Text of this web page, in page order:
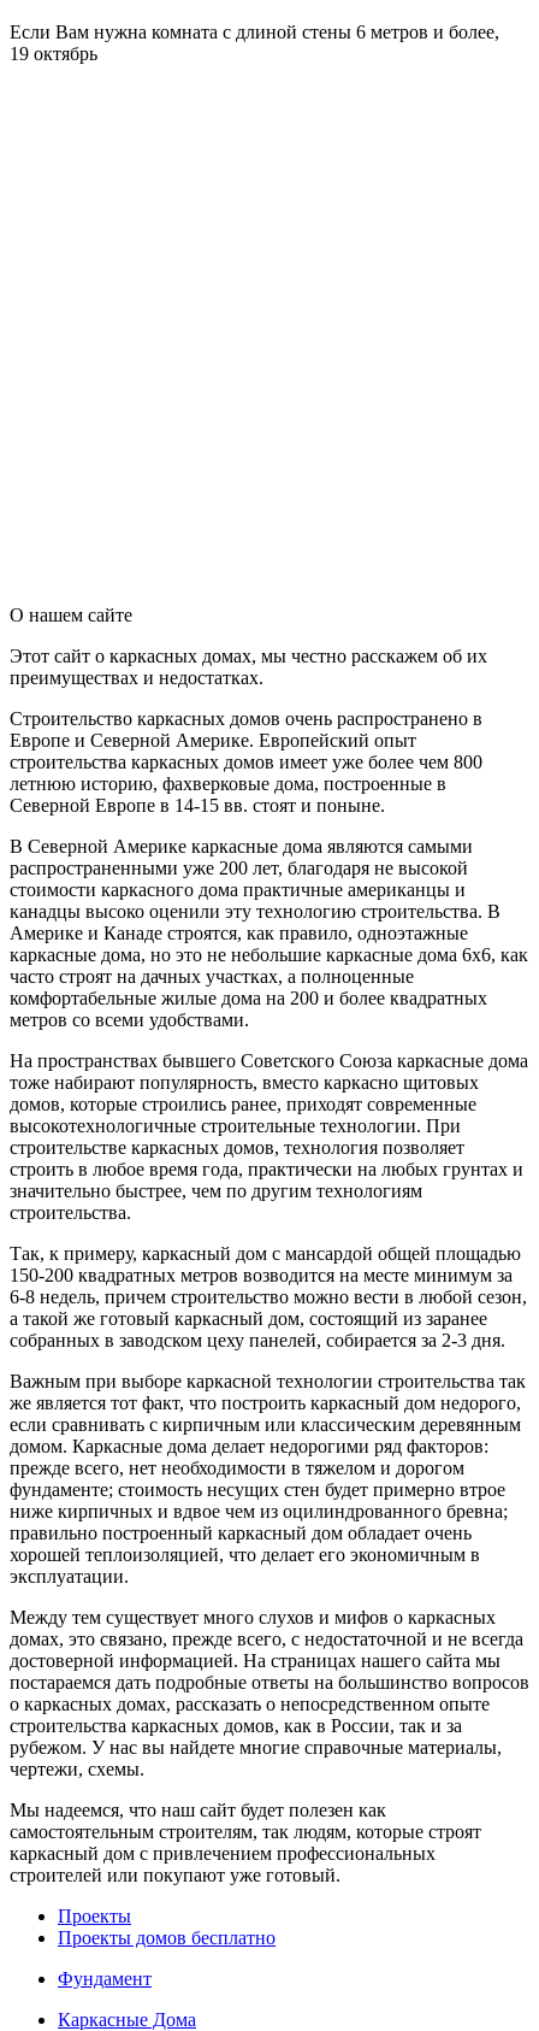
Если Вам нужна комната с длиной стены 6 метров и более,
19 октябрь
О нашем сайте
Этот сайт о каркасных домах, мы честно расскажем об их
преимуществах и недостатках.
Строительство каркасных домов очень распространено в
Европе и Северной Америке. Европейский опыт
строительства каркасных домов имеет уже более чем 800
летнюю историю, фахверковые дома, построенные в
Северной Европе в 14-15 вв. стоят и поныне.
В Северной Америке каркасные дома являются самыми
распространенными уже 200 лет, благодаря не высокой
стоимости каркасного дома практичные американцы и
канадцы высоко оценили эту технологию строительства. В
Америке и Канаде строятся, как правило, одноэтажные
каркасные дома, но это не небольшие каркасные дома 6х6, как
часто строят на дачных участках, а полноценные
комфортабельные жилые дома на 200 и более квадратных
метров со всеми удобствами.
На пространствах бывшего Советского Союза каркасные дома
тоже набирают популярность, вместо каркасно щитовых
домов, которые строились ранее, приходят современные
высокотехнологичные строительные технологии. При
строительстве каркасных домов, технология позволяет
строить в любое время года, практически на любых грунтах и
значительно быстрее, чем по другим технологиям
строительства.
Так, к примеру, каркасный дом с мансардой общей площадью
150-200 квадратных метров возводится на месте минимум за
6-8 недель, причем строительство можно вести в любой сезон,
а такой же готовый каркасный дом, состоящий из заранее
собранных в заводском цеху панелей, собирается за 2-3 дня.
Важным при выборе каркасной технологии строительства так
же является тот факт, что построить каркасный дом недорого,
если сравнивать с кирпичным или классическим деревянным
домом. Каркасные дома делает недорогими ряд факторов:
прежде всего, нет необходимости в тяжелом и дорогом
фундаменте; стоимость несущих стен будет примерно втрое
ниже кирпичных и вдвое чем из оцилиндрованного бревна;
правильно построенный каркасный дом обладает очень
хорошей теплоизоляцией, что делает его экономичным в
эксплуатации.
Между тем существует много слухов и мифов о каркасных
домах, это связано, прежде всего, с недостаточной и не всегда
достоверной информацией. На страницах нашего сайта мы
постараемся дать подробные ответы на большинство вопросов
о каркасных домах, рассказать о непосредственном опыте
строительства каркасных домов, как в России, так и за
рубежом. У нас вы найдете многие справочные материалы,
чертежи, схемы.
Мы надеемся, что наш сайт будет полезен как
самостоятельным строителям, так людям, которые строят
каркасный дом с привлечением профессиональных
строителей или покупают уже готовый.
Проекты
Проекты домов бесплатно
Фундамент
Каркасные Дома